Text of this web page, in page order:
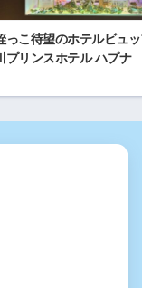
っこ待望のホテルビュ
プリンスホテル ハプナ